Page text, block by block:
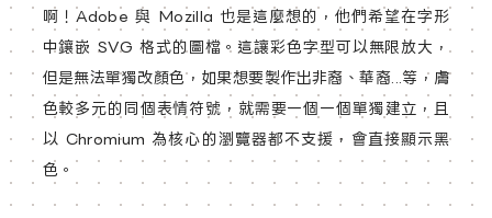
啊！Adobe 與 Mozilla 也是這麼想的，他們希望在字形
中鑲嵌 SVG 格式的圖檔。這讓彩色字型可以無限放大，
但是無法單獨改顏色，如果想要製作出非裔、華裔...等，膚
色較多元的同個表情符號，就需要一個一個單獨建立，且
以 Chromium 為核心的瀏覽器都不支援，會直接顯示黑
色。